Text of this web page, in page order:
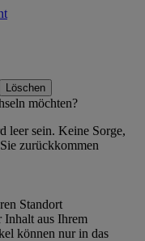
Löschen
möchten?
leer sein. Keine Sorge,
zurückkommen
Standort
Inhalt aus Ihrem
können nur in das